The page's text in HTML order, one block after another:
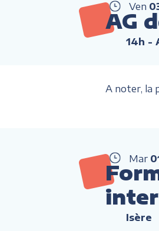
Ven
AG
14h -
A noter, la
Mar
Isère